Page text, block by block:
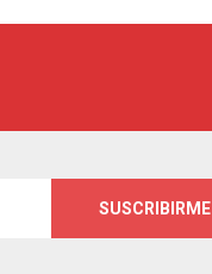
SUSCRIBIRME